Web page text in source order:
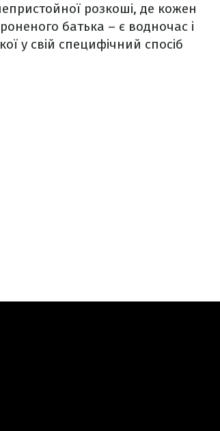
розкоші, де кожен
батька – є водночас і
у свій специфічний спосіб